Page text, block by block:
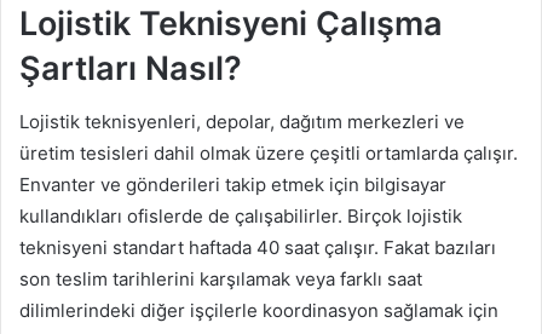
Lojistik Teknisyeni Çalışma
Şartları Nasıl?
Lojistik teknisyenleri, depolar, dağıtım merkezleri ve
üretim tesisleri dahil olmak üzere çeşitli ortamlarda çalışır.
Envanter ve gönderileri takip etmek için bilgisayar
kullandıkları ofislerde de çalışabilirler. Birçok lojistik
teknisyeni standart haftada 40 saat çalışır. Fakat bazıları
son teslim tarihlerini karşılamak veya farklı saat
dilimlerindeki diğer işçilerle koordinasyon sağlamak için